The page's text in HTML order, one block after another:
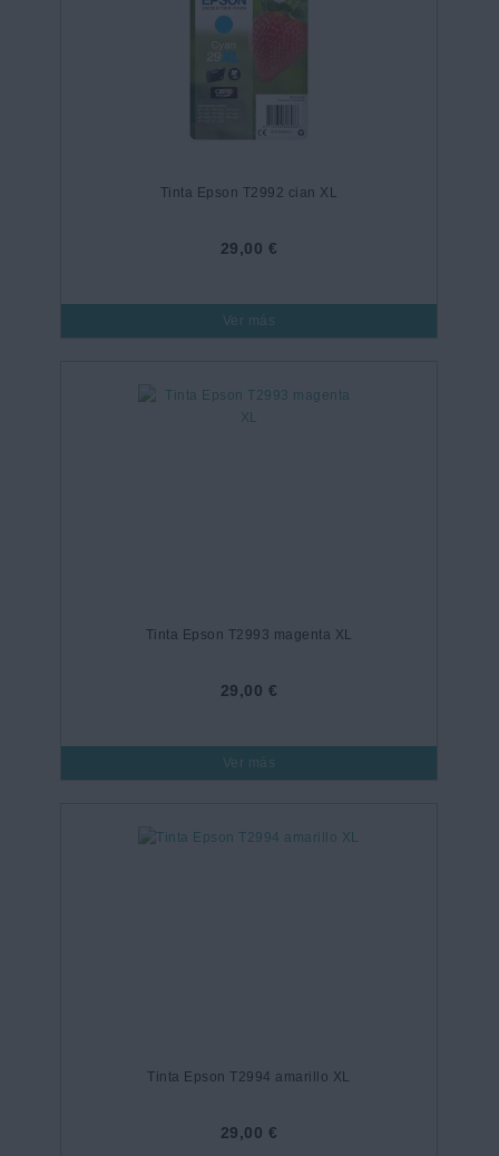
Tinta Epson T2992 cian XL
29,00 €
Ver más
Tinta Epson T2993 magenta XL
29,00 €
Ver más
Tinta Epson T2994 amarillo XL
29,00 €